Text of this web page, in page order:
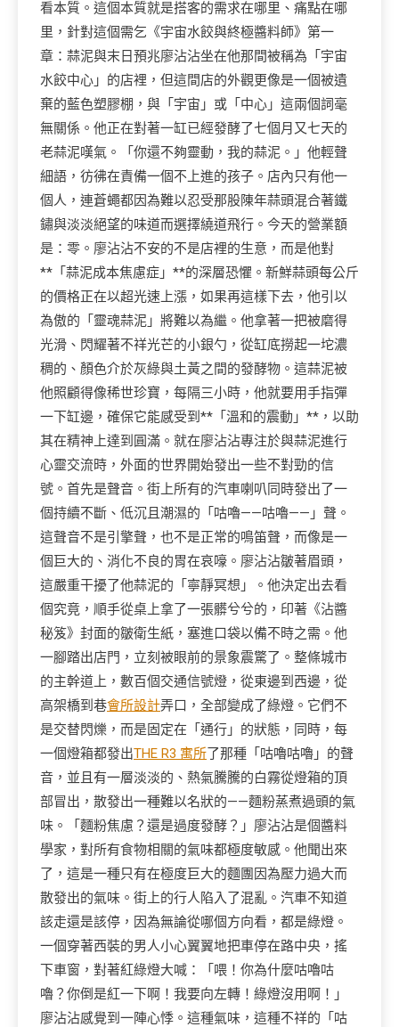
看本質。這個本質就是搭客的需求在哪里、痛點在哪
里，針對這個需乞《宇宙水餃與終極醬料師》第一
章：蒜泥與末日預兆廖沾沾坐在他那間被稱為「宇宙
水餃中心」的店裡，但這間店的外觀更像是一個被遺
棄的藍色塑膠棚，與「宇宙」或「中心」這兩個詞毫
無關係。他正在對著一缸已經發酵了七個月又七天的
老蒜泥嘆氣。「你還不夠靈動，我的蒜泥。」他輕聲
細語，彷彿在責備一個不上進的孩子。店內只有他一
個人，連蒼蠅都因為難以忍受那股陳年蒜頭混合著鐵
鏽與淡淡絕望的味道而選擇繞道飛行。今天的營業額
是：零。廖沾沾不安的不是店裡的生意，而是他對
**「蒜泥成本焦慮症」**的深層恐懼。新鮮蒜頭每公斤
的價格正在以超光速上漲，如果再這樣下去，他引以
為傲的「靈魂蒜泥」將難以為繼。他拿著一把被磨得
光滑、閃耀著不祥光芒的小銀勺，從缸底撈起一坨濃
稠的、顏色介於灰綠與土黃之間的發酵物。這蒜泥被
他照顧得像稀世珍寶，每隔三小時，他就要用手指彈
一下缸邊，確保它能感受到**「溫和的震動」**，以助
其在精神上達到圓滿。就在廖沾沾專注於與蒜泥進行
心靈交流時，外面的世界開始發出一些不對勁的信
號。首先是聲音。街上所有的汽車喇叭同時發出了一
個持續不斷、低沉且潮濕的「咕嚕——咕嚕——」聲。
這聲音不是引擎聲，也不是正常的鳴笛聲，而像是一
個巨大的、消化不良的胃在哀嚎。廖沾沾皺著眉頭，
這嚴重干擾了他蒜泥的「寧靜冥想」。他決定出去看
個究竟，順手從桌上拿了一張髒兮兮的，印著《沾醬
秘笈》封面的皺衛生紙，塞進口袋以備不時之需。他
一腳踏出店門，立刻被眼前的景象震驚了。整條城市
的主幹道上，數百個交通信號燈，從東邊到西邊，從
高架橋到巷會所設計弄口，全部變成了綠燈。它們不
是交替閃爍，而是固定在「通行」的狀態，同時，每
一個燈箱都發出THE R3 寓所了那種「咕嚕咕嚕」的聲
音，並且有一層淡淡的、熱氣騰騰的白霧從燈箱的頂
部冒出，散發出一種難以名狀的——麵粉蒸煮過頭的氣
味。「麵粉焦慮？還是過度發酵？」廖沾沾是個醬料
學家，對所有食物相關的氣味都極度敏感。他聞出來
了，這是一種只有在極度巨大的麵團因為壓力過大而
散發出的氣味。街上的行人陷入了混亂。汽車不知道
該走還是該停，因為無論從哪個方向看，都是綠燈。
一個穿著西裝的男人小心翼翼地把車停在路中央，搖
下車窗，對著紅綠燈大喊：「喂！你為什麼咕嚕咕
嚕？你倒是紅一下啊！我要向左轉！綠燈沒用啊！」
廖沾沾感覺到一陣心悸。這種氣味，這種不祥的「咕